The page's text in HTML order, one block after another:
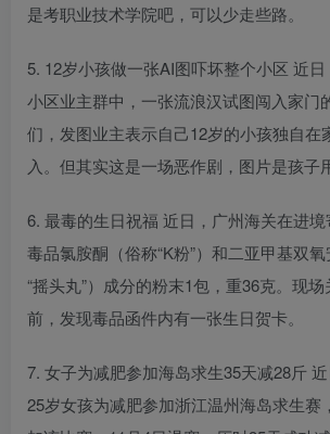
是考职业技术学院吧，可以少走些路。
5. 12岁小孩做一张AI图吓坏整个小区 近
小区业主群中，一张流浪汉试图闯入家门
们，发图业主表示自己12岁的小孩独自在
入。但其实这是一场恶作剧，图片是孩子
6. 最毒的生日祝福 近日，广州海关在进
毒品氯胺酮（俗称“K粉”）和二亚甲基双
“摇头丸”）成分的粉末1包，重36克。现
前，发现毒品函件内有一张生日贺卡。
7. 女子为减肥参加海岛求生35天减28斤
25岁女孩为减肥参加浙江温州海岛求生赛